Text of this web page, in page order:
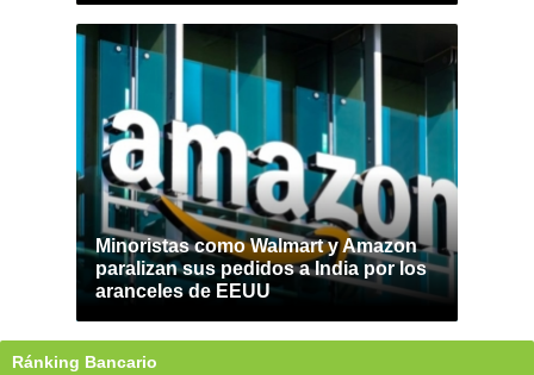
Minoristas como Walmart y Amazon
paralizan sus pedidos a India por los
aranceles de EEUU
Ránking Bancario